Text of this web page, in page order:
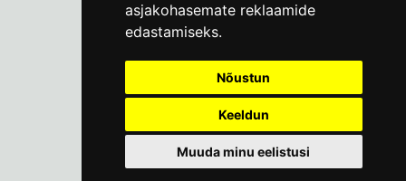
asjakohasemate reklaamide
edastamiseks.
Nõustun
Keeldun
Muuda minu eelistusi
info@linnamuuseum.ee
Küpsisepoliitika